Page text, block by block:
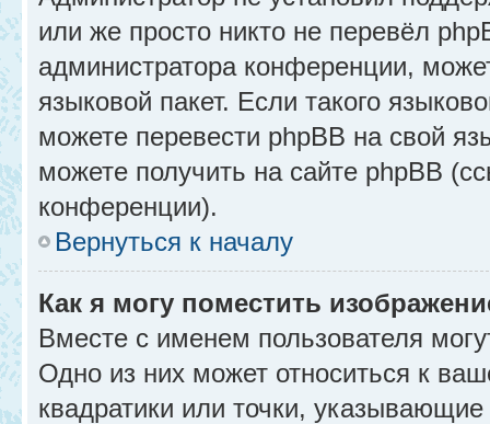
или же просто никто не перевёл
администратора конференции,
языковой пакет. Если такого
можете перевести phpBB на свой
можете получить на сайте phpBB
конференции).
Вернуться к началу
Как я могу поместить
Вместе с именем пользователя
Одно из них может относиться к
квадратики или точки,